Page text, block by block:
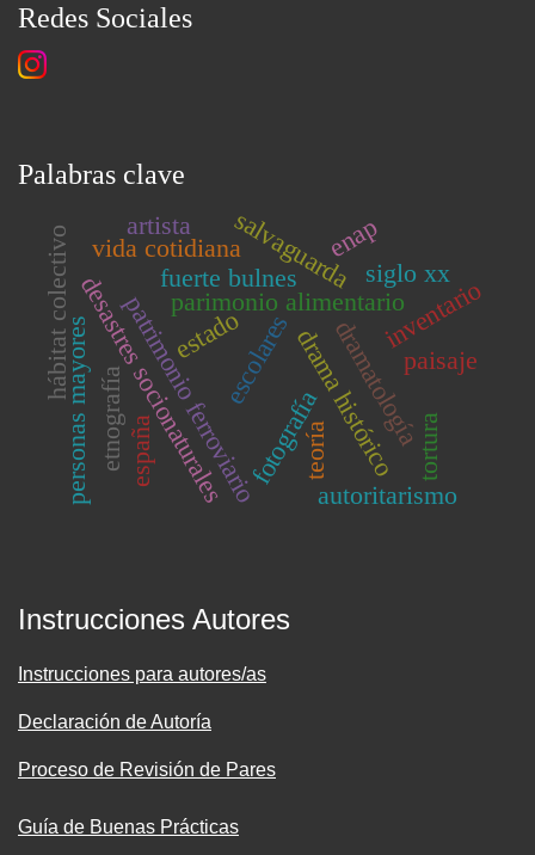
Redes Sociales
Palabras clave
escolares
parimonio alimentario
patrimonio ferroviario dramatología
drama histórico
fuerte bulnes
desastres socionaturales
personas mayores
salvaguarda
inventario
estado
autoritarismo
fotografía
siglo xx
españa
etnografía
paisaje
enap
hábitat colectivo vida cotidiana
tortura
teoría
artista
Instrucciones Autores
Instrucciones para autores/as
Declaración de Autoría
Proceso de Revisión de Pares
Guía de Buenas Prácticas